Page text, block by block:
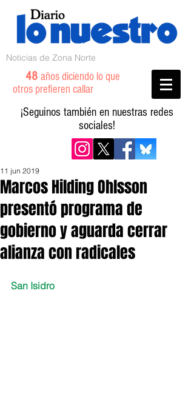
Noticias de Zona Norte
48 años diciendo lo que
otros prefieren callar
¡Seguinos también en nuestras redes
sociales!
Marcos Hilding Ohlsson
presentó programa de
gobierno y aguarda cerrar
alianza con radicales
11 jun 2019
San Isidro